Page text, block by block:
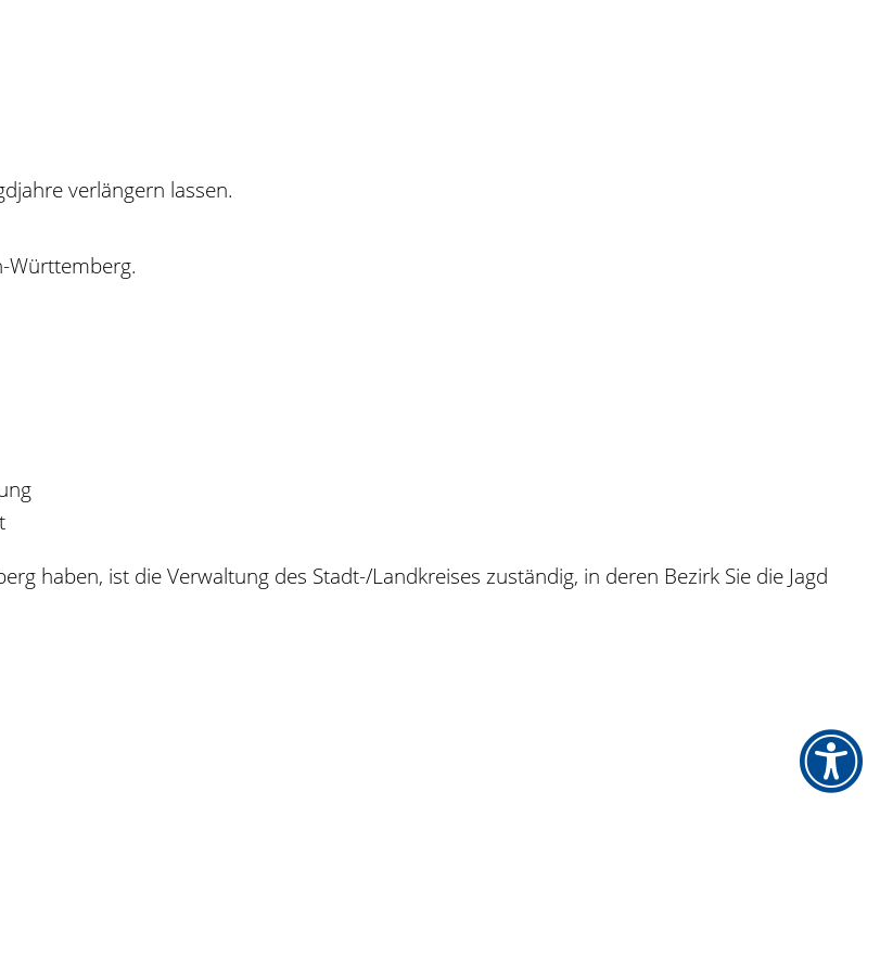
verlängern lassen.
Württemberg.
haben, ist die Verwaltung des Stadt-/Landkreises zuständig, in deren Bezirk Sie die Jagd